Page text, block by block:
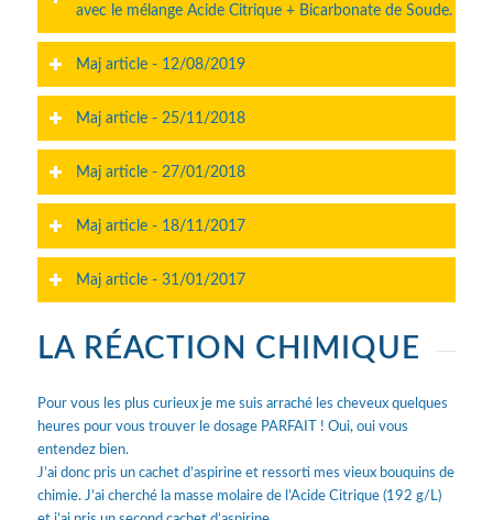
avec le mélange Acide Citrique + Bicarbonate de Soude.
Maj article - 12/08/2019
Maj article - 25/11/2018
Maj article - 27/01/2018
Maj article - 18/11/2017
Maj article - 31/01/2017
LA RÉACTION CHIMIQUE
Pour vous les plus curieux je me suis arraché les cheveux quelques
heures pour vous trouver le dosage PARFAIT ! Oui, oui vous
entendez bien.
J’ai donc pris un cachet d’aspirine et ressorti mes vieux bouquins de
chimie. J’ai cherché la masse molaire de l’Acide Citrique (192 g/L)